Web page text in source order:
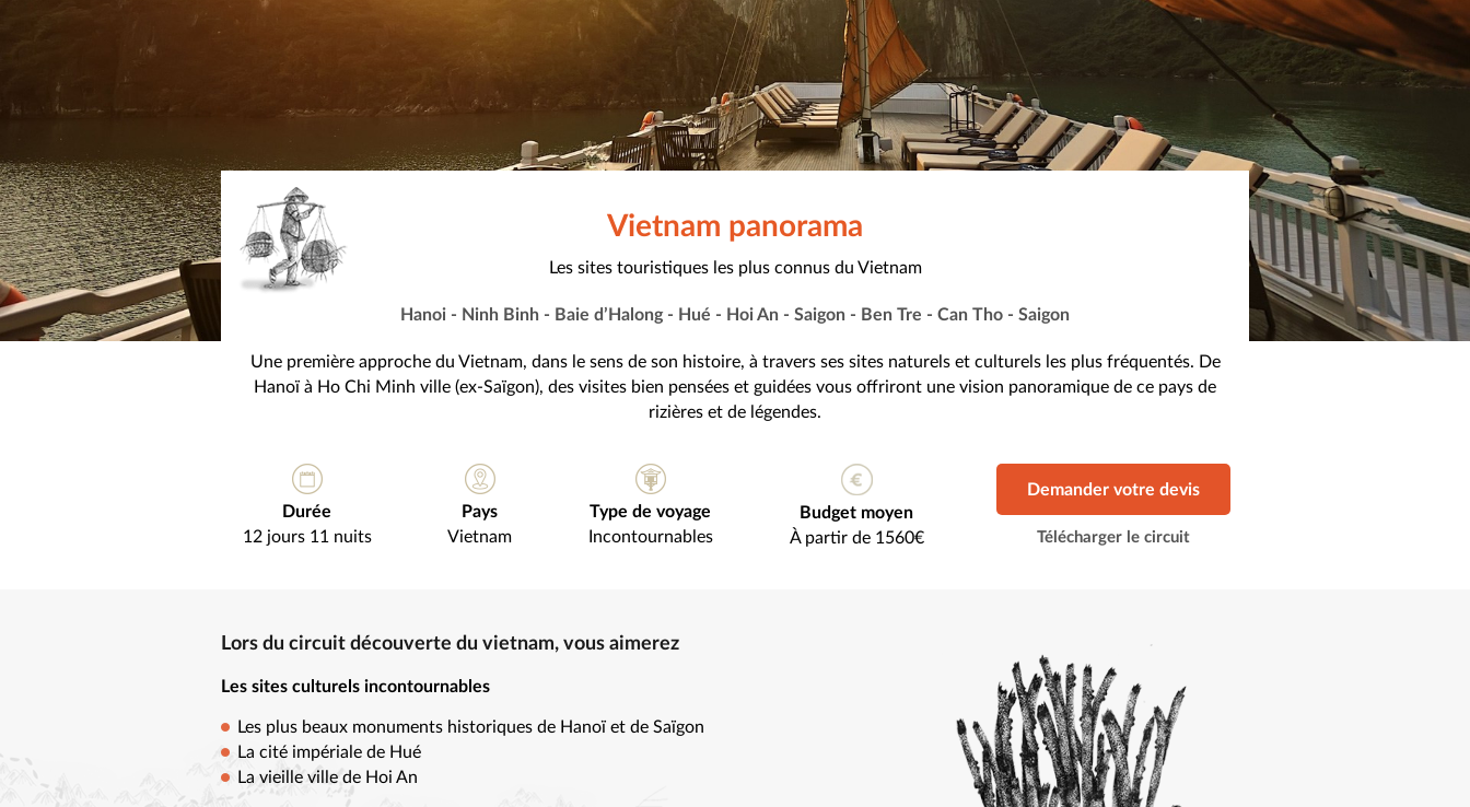
Vietnam panorama
Les sites touristiques les plus connus du Vietnam
Hanoi - Ninh Binh - Baie d’Halong - Hué - Hoi An - Saigon - Ben Tre - Can Tho - Saigon
Une première approche du Vietnam, dans le sens de son histoire, à travers ses sites naturels et culturels les plus fréquentés. De
Hanoï à Ho Chi Minh ville (ex-Saïgon), des visites bien pensées et guidées vous offriront une vision panoramique de ce pays de
rizières et de légendes.
Durée
12 jours 11 nuits
Pays
Vietnam
Type de voyage
Incontournables
Budget moyen
À partir de 1560€
Demander votre devis
Télécharger le circuit
Lors du circuit découverte du vietnam, vous aimerez
Les sites culturels incontournables
Les plus beaux monuments historiques de Hanoï et de Saïgon
La cité impériale de Hué
La vieille ville de Hoi An